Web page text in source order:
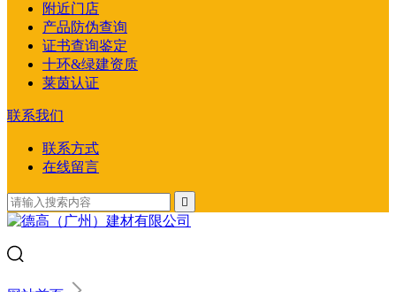
附近门店
产品防伪查询
证书查询鉴定
十环&绿建资质
莱茵认证
联系我们
联系方式
在线留言
